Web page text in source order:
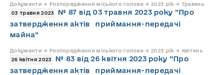
Документи → Розпорядження міського голови → 2023 рік → Травень
03 травня 2023
№ 87 від 03 травня 2023 року "Про
затвердження актів приймання-передачі
майна"
Документи → Розпорядження міського голови → 2023 рік → Квітень
26 квітня 2023
№ 83 від 26 квітня 2023 року "Про
затвердження актів приймання-передачі